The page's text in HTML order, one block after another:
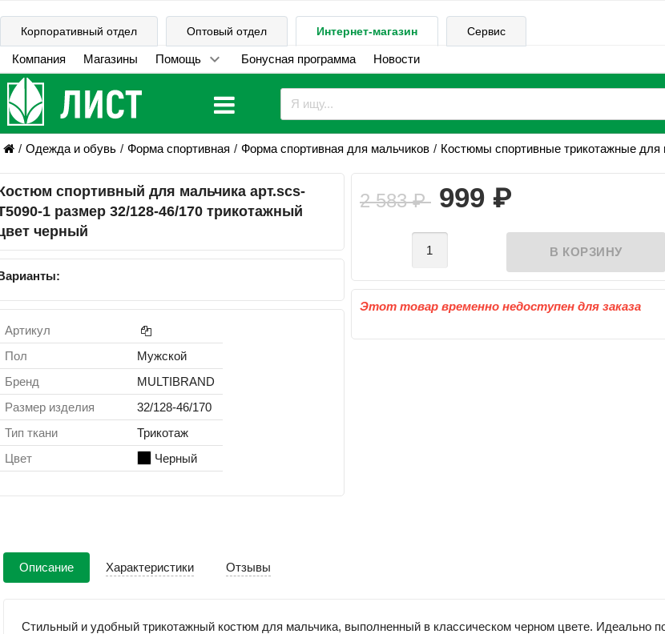
Корпоративный отдел Оптовый отдел Интернет-магазин Сервис
Компания Магазины Помощь Бонусная программа Новости
Одежда и обувь Форма спортивная Форма спортивная для мальчиков Костюмы спортивные трикотажные для
спортивный для мальчика арт.scs-
1 размер 32/128-46/170 трикотажный
черный
Артикул
Пол
Мужской
Бренд
MULTIBRAND
Размер изделия
32/128-46/170
Тип ткани
Трикотаж
Цвет
Черный
2 583₽ 999 ₽
Этот товар временно недоступен для заказа
Описание Характеристики Отзывы
Стильный и удобный трикотажный костюм для мальчика, выполненный в классическом черном цвете. Идеально